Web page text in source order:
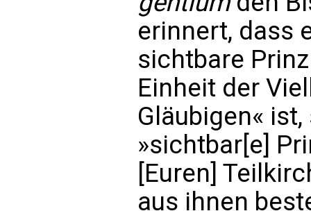
erinnert, dass
sichtbare
Einheit der
Gläubigen«
»sichtbar[e]
[Euren]
aus ihnen